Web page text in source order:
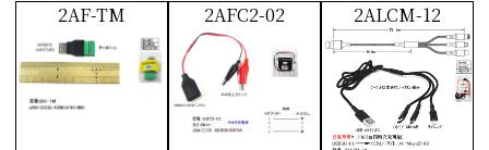
2AF-TM 2AFC2-02 2ALCM-12